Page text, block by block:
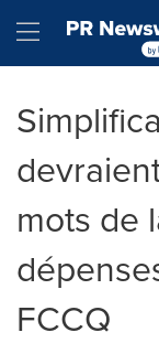
Hamburger
mots de
FCCQ